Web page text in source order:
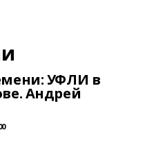
УФЛИ в
Андрей